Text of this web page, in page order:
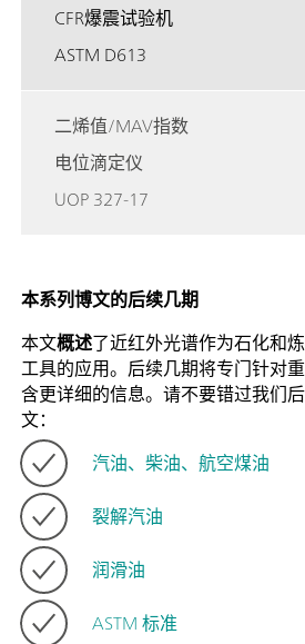
CFR爆震试验机
ASTM D613
二烯值/MAV指数
电位滴定仪
UOP 327-17
本系列博文的后续几期
本文概述了近红外光谱作为石化和
工具的应用。后续几期将专门针对
含更详细的信息。请不要错过我们
文：
汽油、柴油、航空煤油
裂解汽油
润滑油
ASTM 标准